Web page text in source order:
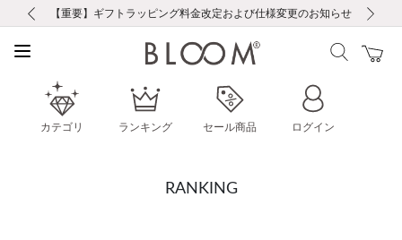
お修理・アフターサービスのご案内
【重要】令和８年熊本地震に伴う集配への影響について
【重要】ギフトラッピング料金改定および仕様変更のお知らせ
【重要】夏季休業の営業についてのご案内
税込5,500円以上で送料無料｜最短24時間以内に発送
新規会員登録で1000ポイントプレゼント！
新規LINE友だち登録で500円クーポンプレゼント
会員限定！レビュー投稿で100ポイントプレゼント
お修理・アフターサービスのご案内
【重要】令和８年熊本地震に伴う集配への影響について
カテゴリ ランキング セール商品 ログイン
RANKING